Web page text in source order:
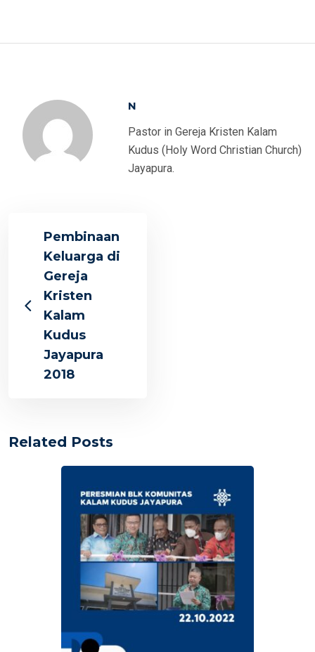
N
Pastor in Gereja Kristen Kalam
Kudus (Holy Word Christian Church)
Jayapura.
Pembinaan
Keluarga di
Gereja
Kristen
Kalam
Kudus
Jayapura
2018
Related Posts